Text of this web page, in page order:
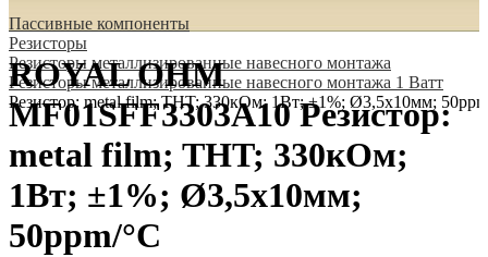
Пассивные компоненты
Резисторы
Резисторы металлизированные навесного монтажа
Резисторы металлизированные навесного монтажа 1 Ватт
Резистор: metal film; THT; 330кОм; 1Вт; ±1%; Ø3,5x10мм;
ROYAL OHM
MF01SFF3303A10 Резистор:
metal film; THT; 330кОм;
1Вт; ±1%; Ø3,5x10мм;
50ppm/°C